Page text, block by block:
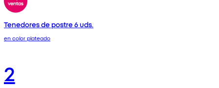
Tenedores de postre 6 uds.
en color plateado
2